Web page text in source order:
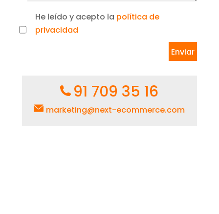
He leído y acepto la política de
privacidad
91 709 35 16
marketing@next-ecommerce.com